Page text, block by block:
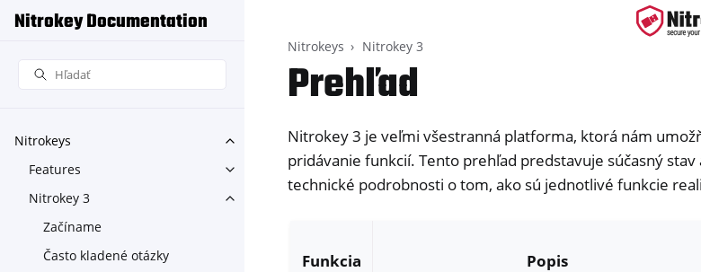
Nitrokey Documentation
Nitrokeys
Toggle navigation of Nitrokeys
Features
Toggle navigation of Features
Nitrokey 3
Toggle navigation of Nitrokey 3
Začíname
Často kladené otázky
Nitrokeys Nitrokey 3
Prehľad
Nitrokey 3 je veľmi všestranná platforma, ktorá nám
pridávanie funkcií. Tento prehľad predstavuje súčasný
technické podrobnosti o tom, ako sú jednotlivé funkcie
Funkcia Popis